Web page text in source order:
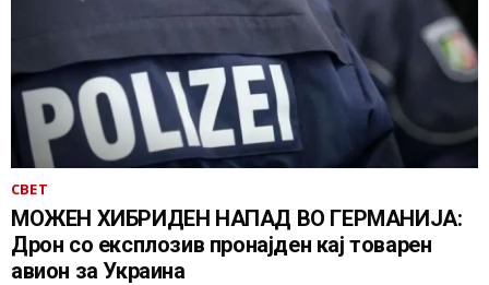
СВЕТ
МОЖЕН ХИБРИДЕН НАПАД ВО ГЕРМАНИЈА:
Дрон со експлозив пронајден кај товарен
авион за Украина